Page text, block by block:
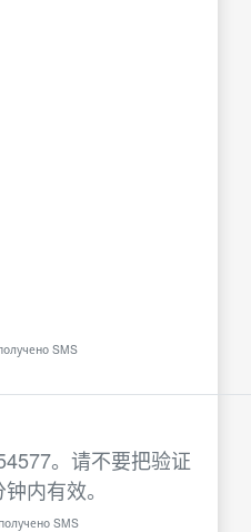
SMS
。请不要把验证
内有效。
SMS